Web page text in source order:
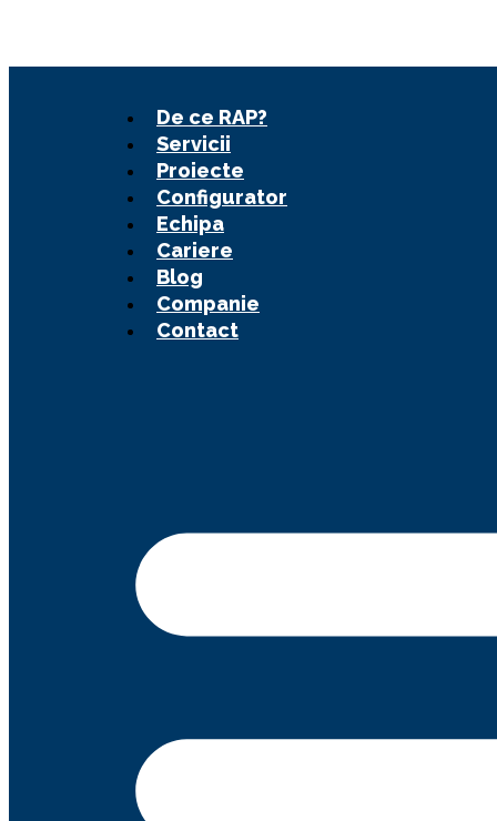
De ce RAP?
Servicii
Proiecte
Configurator
Echipa
Cariere
Blog
Companie
Contact